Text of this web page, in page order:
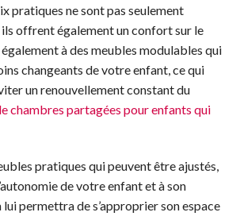
pratiques ne sont pas seulement
offrent également un confort sur le
à des meubles modulables qui
changeants de votre enfant, ce qui
un renouvellement constant du
chambres partagées pour enfants qui
pratiques qui peuvent être ajustés,
de votre enfant et à son
lui permettra de s’approprier son espace